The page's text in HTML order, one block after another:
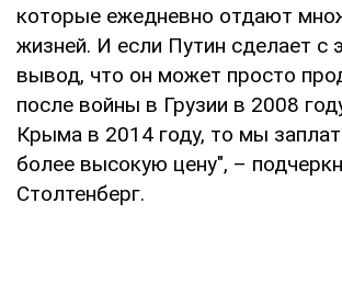
которые ежедневно отдают
жизней. И если Путин сделает с
вывод, что он может просто
после войны в Грузии в 2008
Крыма в 2014 году, то мы
более высокую цену", –
Столтенберг.